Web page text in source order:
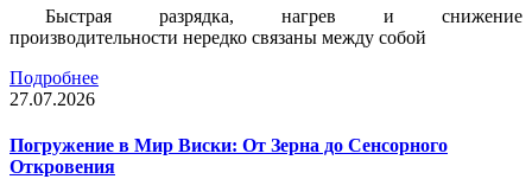
Быстрая разрядка, нагрев и снижение
производительности нередко связаны между собой
Подробнее
27.07.2026
Погружение в Мир Виски: От Зерна до Сенсорного
Откровения